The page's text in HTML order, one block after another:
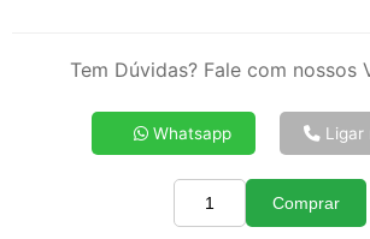
2x de R$ 355,93
4x de R$ 180,54
5x de R$ 145,43
Tem Dúvidas? Fale com nossos
Whatsapp Ligar
Quantidade
Comprar